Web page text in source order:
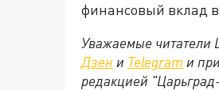
финансовый вклад в
Уважаемые читатели
Дзен и Telegram и
редакцией